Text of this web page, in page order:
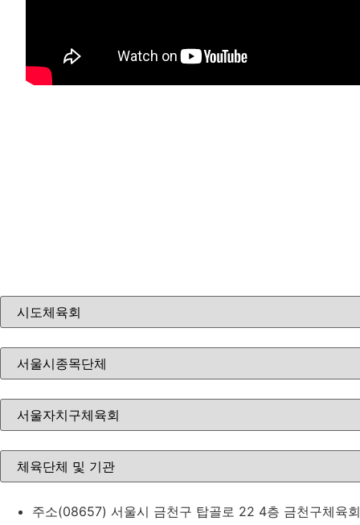
주소(08657) 서울시 금천구 탑골로 22 4층 금천구체육회